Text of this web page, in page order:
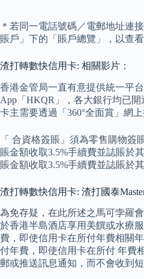
＊若同一電話號碼／電郵地址連
賬戶」下的「賬戶總覽」，以查
渣打轉數快信用卡: 相關影片：
香港金管局一直有意提供統一平
App「HKQR」，各大銀行均已
卡主需要透過「360°全面賞」網
「 合資格簽賬」須為零售購物
賬金額收取3.5%手續費並誌賬於
賬金額收取3.5%手續費並誌賬於
渣打轉數快信用卡: 渣打國泰
為免存疑，在此所述之馬可孛羅
於香港半島酒店享用美饌或水療
費，即使信用卡在所付年費相關
付年費，即使信用卡在所付 年費
郵或推送訊息通知，而不會收到